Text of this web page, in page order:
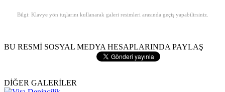
Bilgi: Klavye yön tuşlarını kullanarak galeri resimleri arasında geçiş yapabilirsiniz.
BU RESMİ SOSYAL MEDYA HESAPLARINDA PAYLAŞ
DİĞER GALERİLER